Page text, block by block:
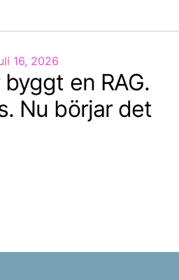
16, 2026
byggt en RAG.
Nu börjar det